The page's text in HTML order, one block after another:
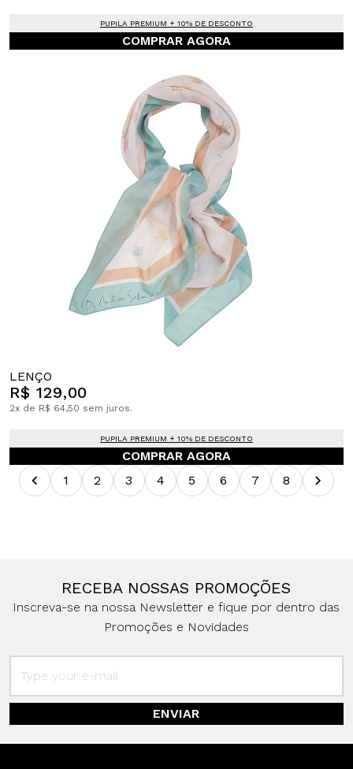
PUPILA PREMIUM + 10% DE DESCONTO
COMPRAR AGORA
LENÇO
R$ 129,00
2x de R$ 64,50 sem juros.
PUPILA PREMIUM + 10% DE DESCONTO
COMPRAR AGORA
1
2 3 4 5 6 7 8
RECEBA NOSSAS PROMOÇÕES
Inscreva-se na nossa Newsletter e fique por dentro das
Promoções e Novidades
ENVIAR